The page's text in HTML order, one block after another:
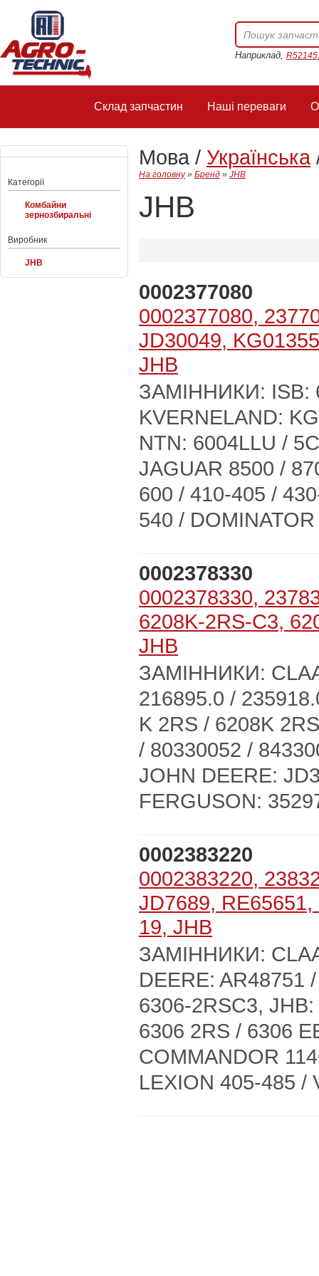
Наприклад,
Склад запчастин Наші переваги
Категорії
Комбайни
зернозбиральні
Виробник
JHB
Мова / Українська
На головну» Бренд » JHB
JHB
0002377080
0002377080,
JD30049,
JHB
ЗАМІННИКИ: ISB:
KVERNELAND:
NTN: 6004LLU /
JAGUAR 8500 /
600 / 410-405 /
540 /
0002378330
0002378330,
6208K-2RS-C3,
JHB
ЗАМІННИКИ:
216895.0 /
K 2RS / 6208K
/ 80330052 /
JOHN DEERE:
FERGUSON:
0002383220
0002383220,
JD7689,
19, JHB
ЗАМІННИКИ:
DEERE: AR48751
6306-2RSC3,
6306 2RS / 6306
COMMANDOR
LEXION 405-485 /